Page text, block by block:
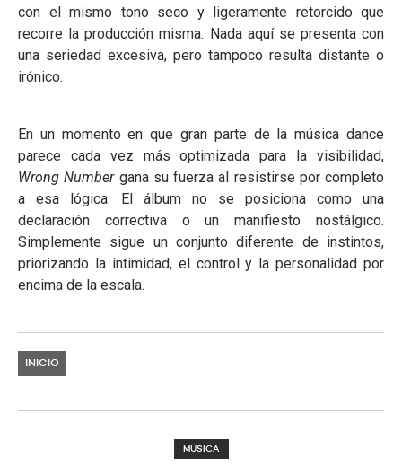
con el mismo tono seco y ligeramente retorcido que
recorre la producción misma. Nada aquí se presenta con
una seriedad excesiva, pero tampoco resulta distante o
irónico.
En un momento en que gran parte de la música dance
parece cada vez más optimizada para la visibilidad,
Wrong Numbergana su fuerza al resistirse por completo
a esa lógica. El álbum no se posiciona como una
declaración correctiva o un manifiesto nostálgico.
Simplemente sigue un conjunto diferente de instintos,
priorizando la intimidad, el control y la personalidad por
encima de la escala.
INICIO
MUSICA